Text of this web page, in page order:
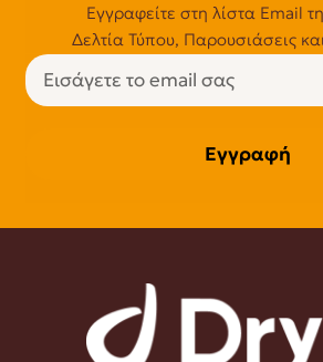
Εγγραφείτε στη λίστα Email
Δελτία Τύπου, Παρουσιάσεις
Εγγραφή